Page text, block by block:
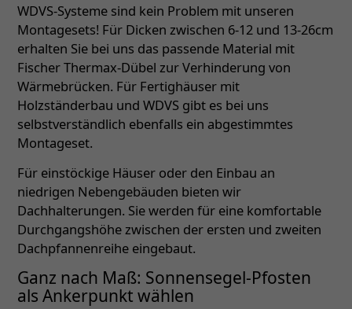
WDVS-Systeme sind kein Problem mit unseren
Montagesets! Für Dicken zwischen 6-12 und 13-26cm
erhalten Sie bei uns das passende Material mit
Fischer Thermax-Dübel zur Verhinderung von
Wärmebrücken. Für Fertighäuser mit
Holzständerbau und WDVS gibt es bei uns
selbstverständlich ebenfalls ein abgestimmtes
Montageset.
Für einstöckige Häuser oder den Einbau an
niedrigen Nebengebäuden bieten wir
Dachhalterungen. Sie werden für eine komfortable
Durchgangshöhe zwischen der ersten und zweiten
Dachpfannenreihe eingebaut.
Ganz nach Maß: Sonnensegel-Pfosten
als Ankerpunkt wählen